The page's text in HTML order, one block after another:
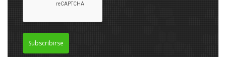
Subscribirse